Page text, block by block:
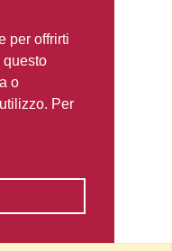
per offrirti
questo
o
Per